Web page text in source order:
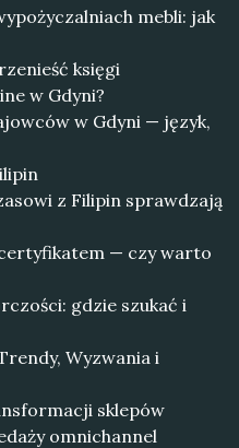
mebli: jak
księgi
w Gdyni?
w Gdyni — język,
z Filipin sprawdzają
— czy warto
gdzie szukać i
Wyzwania i
sklepów
omnichannel